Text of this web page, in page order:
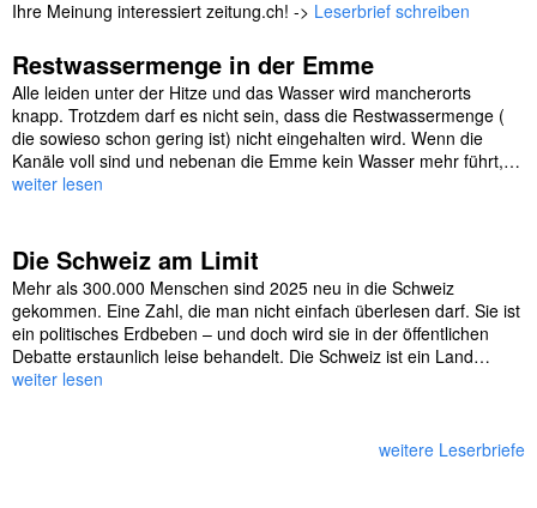
Ihre Meinung interessiert zeitung.ch! -> Leserbrief schreiben
Restwassermenge in der Emme
Alle leiden unter der Hitze und das Wasser wird mancherorts
knapp. Trotzdem darf es nicht sein, dass die Restwassermenge (
die sowieso schon gering ist) nicht eingehalten wird. Wenn die
Kanäle voll sind und nebenan die Emme kein Wasser mehr führt,…
weiter lesen
Die Schweiz am Limit
Mehr als 300.000 Menschen sind 2025 neu in die Schweiz
gekommen. Eine Zahl, die man nicht einfach überlesen darf. Sie ist
ein politisches Erdbeben – und doch wird sie in der öffentlichen
Debatte erstaunlich leise behandelt. Die Schweiz ist ein Land…
weiter lesen
weitere Leserbriefe